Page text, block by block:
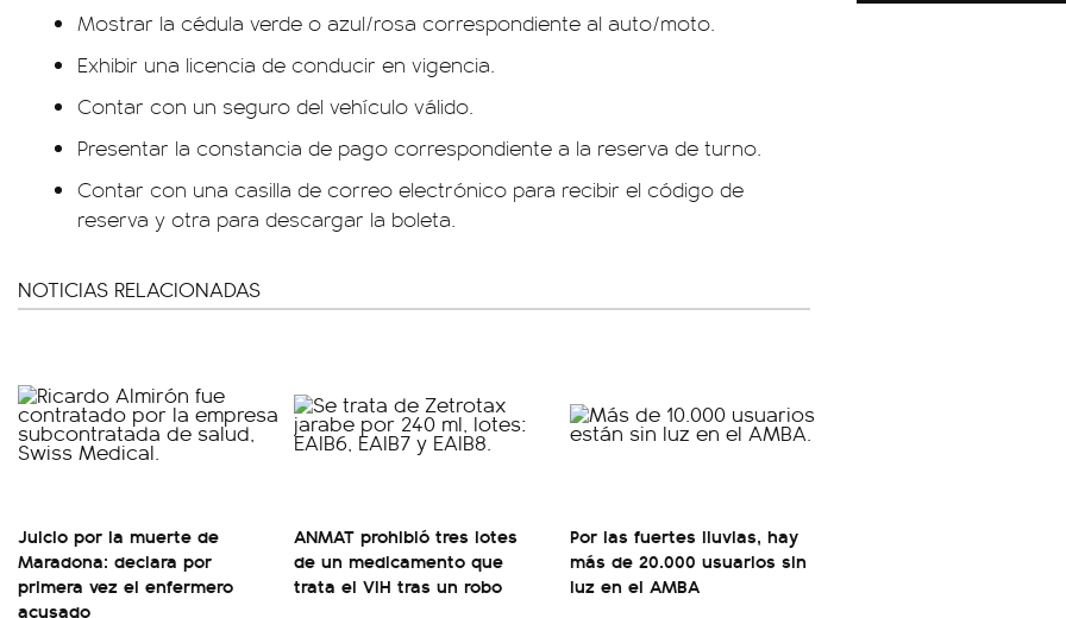
Mostrar la cédula verde o azul/rosa correspondiente al auto/moto.
Exhibir una licencia de conducir en vigencia.
Contar con un seguro del vehículo válido.
Presentar la constancia de pago correspondiente a la reserva de turno.
Contar con una casilla de correo electrónico para recibir el código de
reserva y otra para descargar la boleta.
NOTICIAS RELACIONADAS
Juicio por la muerte de
Maradona: declara por
primera vez el enfermero
acusado
ANMAT prohibió tres lotes
de un medicamento que
trata el VIH tras un robo
Por las fuertes lluvias, hay
más de 20.000 usuarios sin
luz en el AMBA